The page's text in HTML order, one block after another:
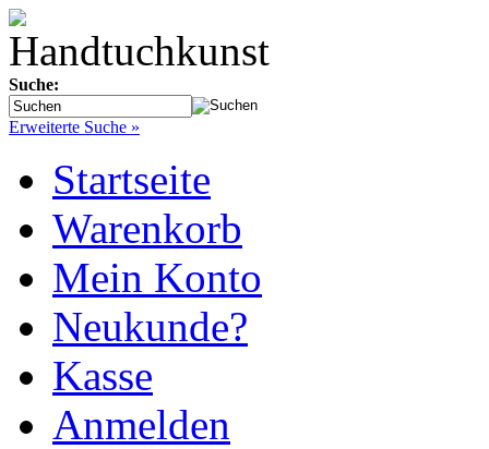
Suche:
Erweiterte Suche »
Startseite
Warenkorb
Mein Konto
Neukunde?
Kasse
Anmelden